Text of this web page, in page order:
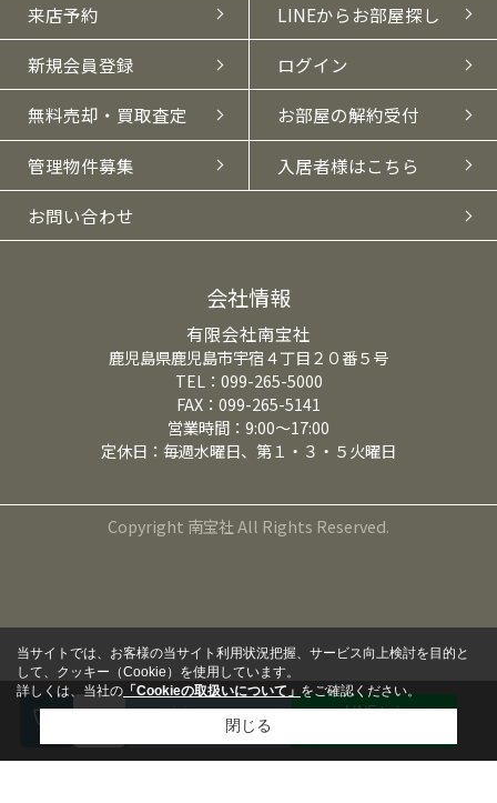
来店予約 LINEからお部屋探し
新規会員登録 ログイン
無料売却・買取査定 お部屋の解約受付
管理物件募集 入居者様はこちら
お問い合わせ
会社情報
有限会社南宝社
鹿児島県鹿児島市宇宿４丁目２０番５号
TEL：099-265-5000
FAX：099-265-5141
営業時間：9:00～17:00
定休日：毎週水曜日、第１・３・５火曜日
Copyright 南宝社 All Rights Reserved.
来店予約
LINEから
当サイトでは、お客様の当サイト利用状況把握、サービス向上検討を目的と
して、クッキー（Cookie）を使用しています。
詳しくは、当社の 「Cookieの取扱いについて」をご確認ください。
閉じる